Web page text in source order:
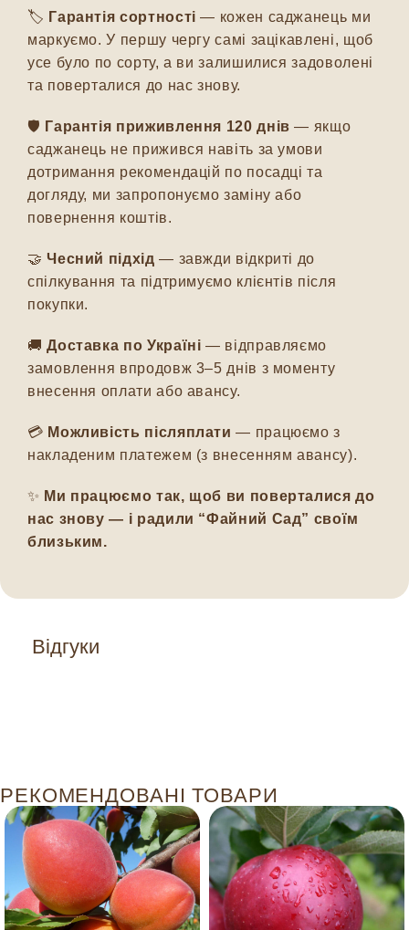
Відгуки
🏷️ Гарантія сортності — кожен саджанець ми
маркуємо. У першу чергу самі зацікавлені, щоб
усе було по сорту, а ви залишилися задоволені
та поверталися до нас знову.
🛡️ Гарантія приживлення 120 днів — якщо
саджанець не прижився навіть за умови
дотримання рекомендацій по посадці та
догляду, ми запропонуємо заміну або
повернення коштів.
🤝Чесний підхід — завжди відкриті до
спілкування та підтримуємо клієнтів після
покупки.
🚚Доставка по Україні — відправляємо
замовлення впродовж 3–5 днів з моменту
внесення оплати або авансу.
💳 Можливість післяплати — працюємо з
накладеним платежем (з внесенням авансу).
✨ Ми працюємо так, щоб ви поверталися до
нас знову — і радили “Файний Сад” своїм
близьким.
РЕКОМЕНДОВАНІ ТОВАРИ